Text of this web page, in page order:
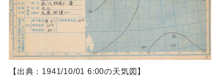
【出典：1941/10/01 6:00の天気図】